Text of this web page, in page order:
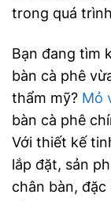
trong quá
Bạn đang tìm
bàn cà phê
thẩm mỹ? Mỏ
bàn cà phê
Với thiết kế
lắp đặt, sản
chân bàn,